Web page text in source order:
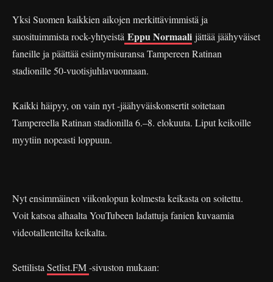
Yksi Suomen kaikkien aikojen merkittävimmistä ja
suosituimmista rock-yhtyeistä Eppu Normaali jättää jäähyväiset
faneille ja päättää esiintymisuransa Tampereen Ratinan
stadionille 50-vuotisjuhlavuonnaan.
Kaikki häipyy, on vain nyt -jäähyväiskonsertit soitetaan
Tampereella Ratinan stadionilla 6.–8. elokuuta. Liput keikoille
myytiin nopeasti loppuun.
Nyt ensimmäinen viikonlopun kolmesta keikasta on soitettu.
Voit katsoa alhaalta YouTubeen ladattuja fanien kuvaamia
videotallenteilta keikalta.
Settilista Setlist.FM-sivuston mukaan: